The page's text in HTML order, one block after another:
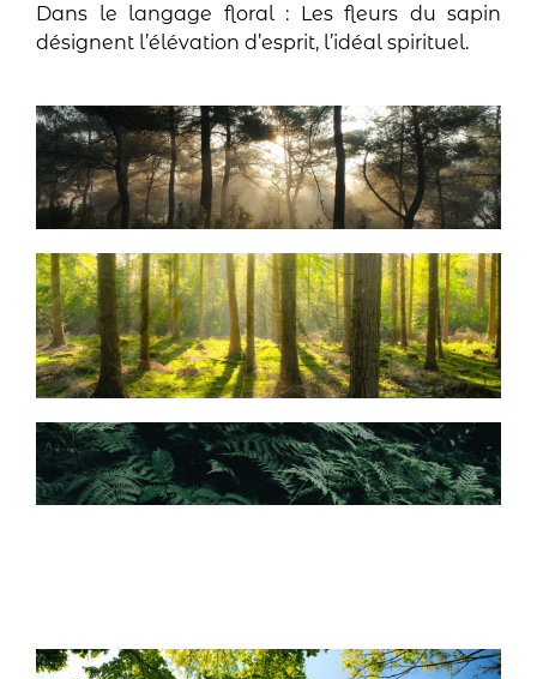
Dans le langage floral : Les fleurs du sapin
désignent l’élévation d’esprit, l’idéal spirituel.